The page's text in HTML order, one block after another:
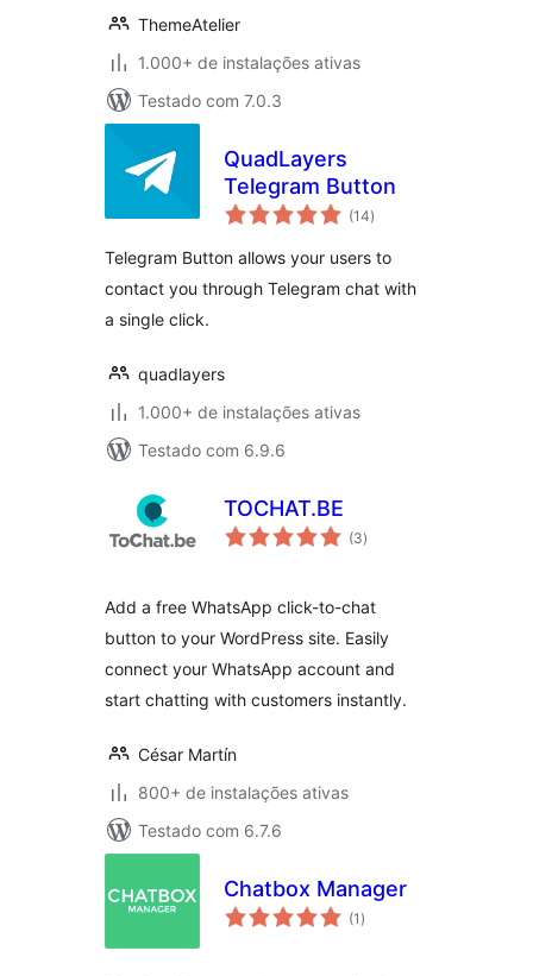
ThemeAtelier
1.000+ de instalações ativas
Testado com 7.0.3
QuadLayers
Telegram Button
(14total
de
)
Telegram Button allows your users to
contact you through Telegram chat with
a single click.
quadlayers
1.000+ de instalações ativas
Testado com 6.9.6
TOCHAT.BE
(3total
de
)
Add a free WhatsApp click-to-chat
button to your WordPress site. Easily
connect your WhatsApp account and
start chatting with customers instantly.
César Martín
800+ de instalações ativas
Testado com 6.7.6
Chatbox Manager
(1 total
de
)